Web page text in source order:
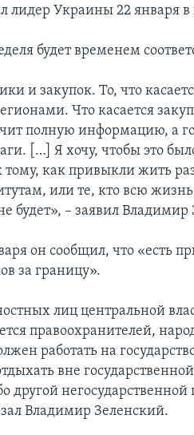
лидер Украины 22 января
будет временем
и закупок. То, что
Что касается
полную информацию, а
[…] Я хочу, чтобы это
тому, как привыкли жить
или те, кто всю
будет», – заявил Владимир
он сообщил, что «есть
за границу».
лиц центральной
правоохранителей,
работать на
вне
другой
Владимир Зеленский.